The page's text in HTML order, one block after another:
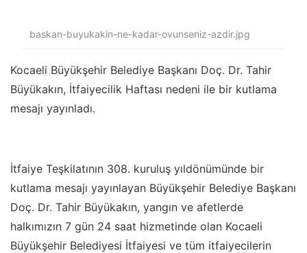
baskan-buyukakin-ne-kadar-ovunseniz-azdir.jpg
Kocaeli Büyükşehir Belediye Başkanı Doç. Dr. Tahir
Büyükakın, İtfaiyecilik Haftası nedeni ile bir kutlama
mesajı yayınladı.
İtfaiye Teşkilatının 308. kuruluş yıldönümünde bir
kutlama mesajı yayınlayan Büyükşehir Belediye Başkanı
Doç. Dr. Tahir Büyükakın, yangın ve afetlerde
halkımızın 7 gün 24 saat hizmetinde olan Kocaeli
Büyükşehir Belediyesi İtfaiyesi ve tüm itfaiyecilerin